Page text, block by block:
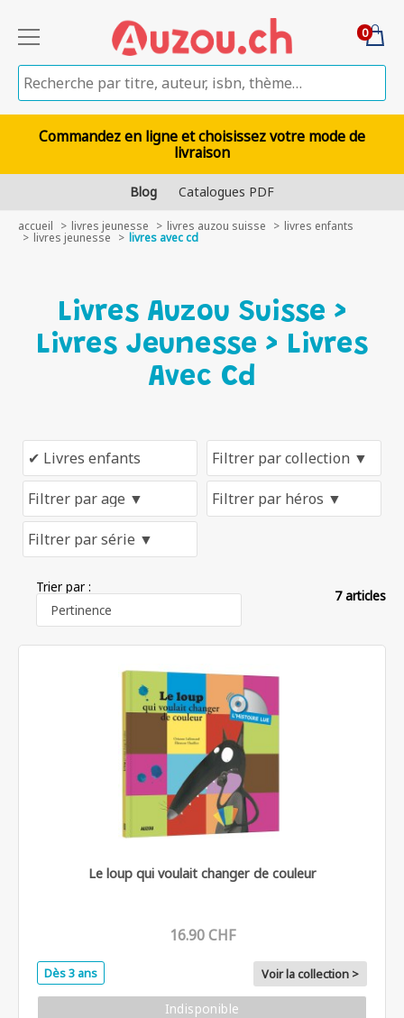
0
Commandez en ligne et choisissez votre mode de
livraison
Blog Catalogues PDF
accueil livres jeunesse livres auzou suisse livres enfants
livres jeunesse livres avec cd
Livres Auzou Suisse >
Livres Jeunesse > Livres
Avec Cd
Trier par :
7 articles
Le loup qui voulait changer de couleur
16.90 CHF
Dès 3 ans Voir la collection >
Indisponible